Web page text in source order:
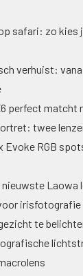
safari: zo kies
verhuist:
perfect matcht
twee
Evoke RGB
Laowa
irisfotografie
te